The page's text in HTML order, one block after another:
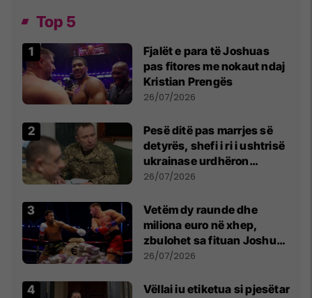
Top 5
Fjalët e para të Joshuas
pas fitores me nokaut ndaj
Kristian Prengës
26/07/2026
Pesë ditë pas marrjes së
detyrës, shefi i ri i ushtrisë
ukrainase urdhëron
kontroll të madh
26/07/2026
Vetëm dy raunde dhe
miliona euro në xhep,
zbulohet sa fituan Joshua
e Prenga
26/07/2026
Vëllai iu etiketua si pjesëtar